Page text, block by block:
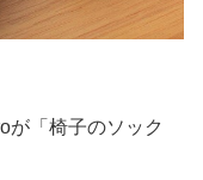
が「椅子のソック